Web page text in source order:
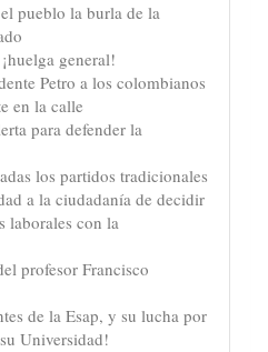
pueblo la burla de la
general!
Petro a los colombianos
en la calle
para defender la
los partidos tradicionales
a la ciudadanía de decidir
laborales con la
profesor Francisco
de la Esap, y su lucha por
Universidad!